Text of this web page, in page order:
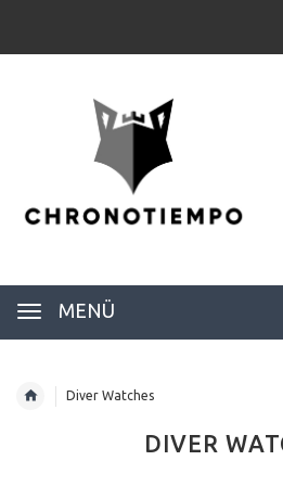
MENÜ
Diver Watches
DIVER